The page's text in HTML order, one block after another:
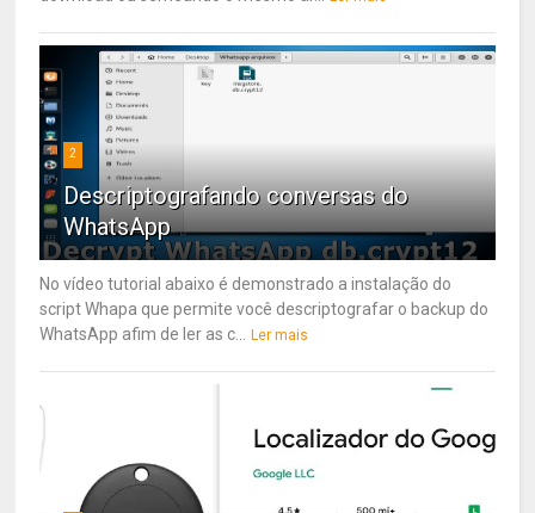
2
Descriptografando conversas do
WhatsApp
No vídeo tutorial abaixo é demonstrado a instalação do
script Whapa que permite você descriptografar o backup do
WhatsApp afim de ler as c...
Ler mais